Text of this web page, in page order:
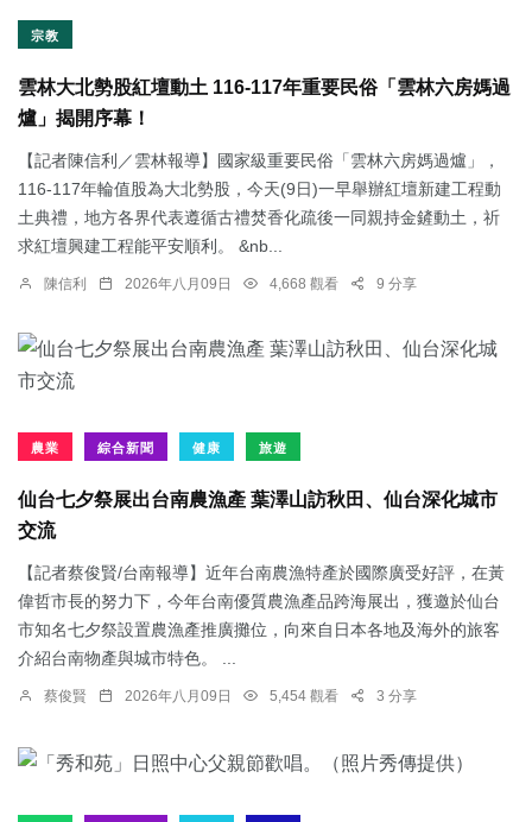
宗教
雲林大北勢股紅壇動土 116-117年重要民俗「雲林六房媽過
爐」揭開序幕！
【記者陳信利／雲林報導】國家級重要民俗「雲林六房媽過爐」，
116-117年輪值股為大北勢股，今天(9日)一早舉辦紅壇新建工程動
土典禮，地方各界代表遵循古禮焚香化疏後一同親持金鏟動土，祈
求紅壇興建工程能平安順利。 &nb...
陳信利 2026年八月09日 4,668 觀看 9 分享
農業 綜合新聞 健康 旅遊
仙台七夕祭展出台南農漁產 葉澤山訪秋田、仙台深化城市
交流
【記者蔡俊賢/台南報導】近年台南農漁特產於國際廣受好評，在黃
偉哲市長的努力下，今年台南優質農漁產品跨海展出，獲邀於仙台
市知名七夕祭設置農漁產推廣攤位，向來自日本各地及海外的旅客
介紹台南物產與城市特色。 ...
蔡俊賢 2026年八月09日 5,454 觀看 3 分享